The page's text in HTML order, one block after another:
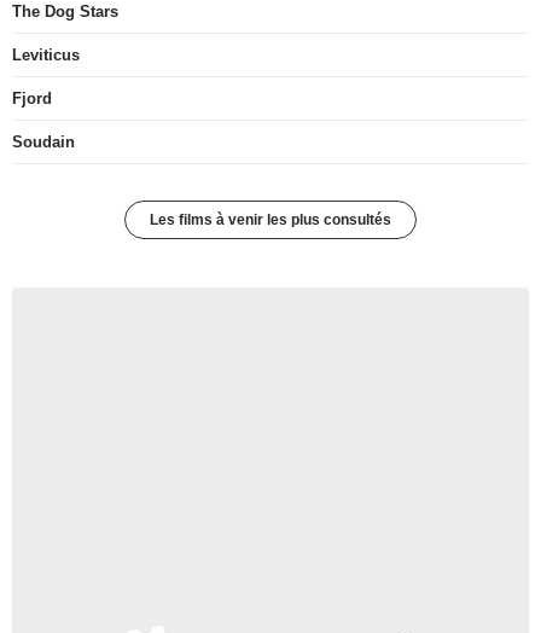
The Dog Stars
Leviticus
Fjord
Soudain
Les films à venir les plus consultés